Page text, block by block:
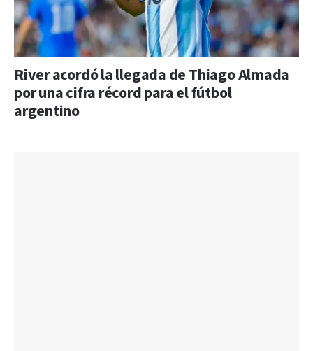
River acordó la llegada de Thiago Almada
por una cifra récord para el fútbol
argentino